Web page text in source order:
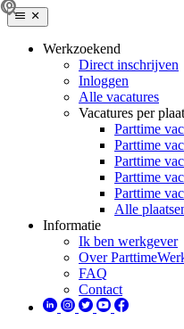
Werkzoekend
Direct inschrijven
Inloggen
Alle vacatures
Vacatures per
Parttime
Parttime
Parttime
Parttime
Parttime
Alle
Informatie
Ik ben werkgever
Over
FAQ
Contact